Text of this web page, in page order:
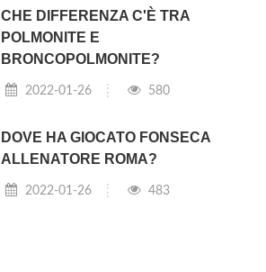
CHE DIFFERENZA C'È TRA
POLMONITE E
BRONCOPOLMONITE?
2022-01-26 580
DOVE HA GIOCATO FONSECA
ALLENATORE ROMA?
2022-01-26 483